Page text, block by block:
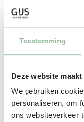
Toestemming
Deze website
We gebruiken
personaliseren, om
ons websiteverkeer
Voeg dan eens
dagelijkse
manier om
dagelijkse
structureel te
maar vol met